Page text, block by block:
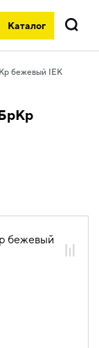
Каталог
Поиск
бежевый IEK